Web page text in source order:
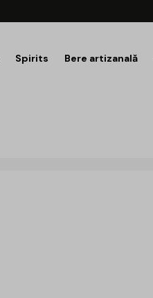
Spirits Bere artizanală